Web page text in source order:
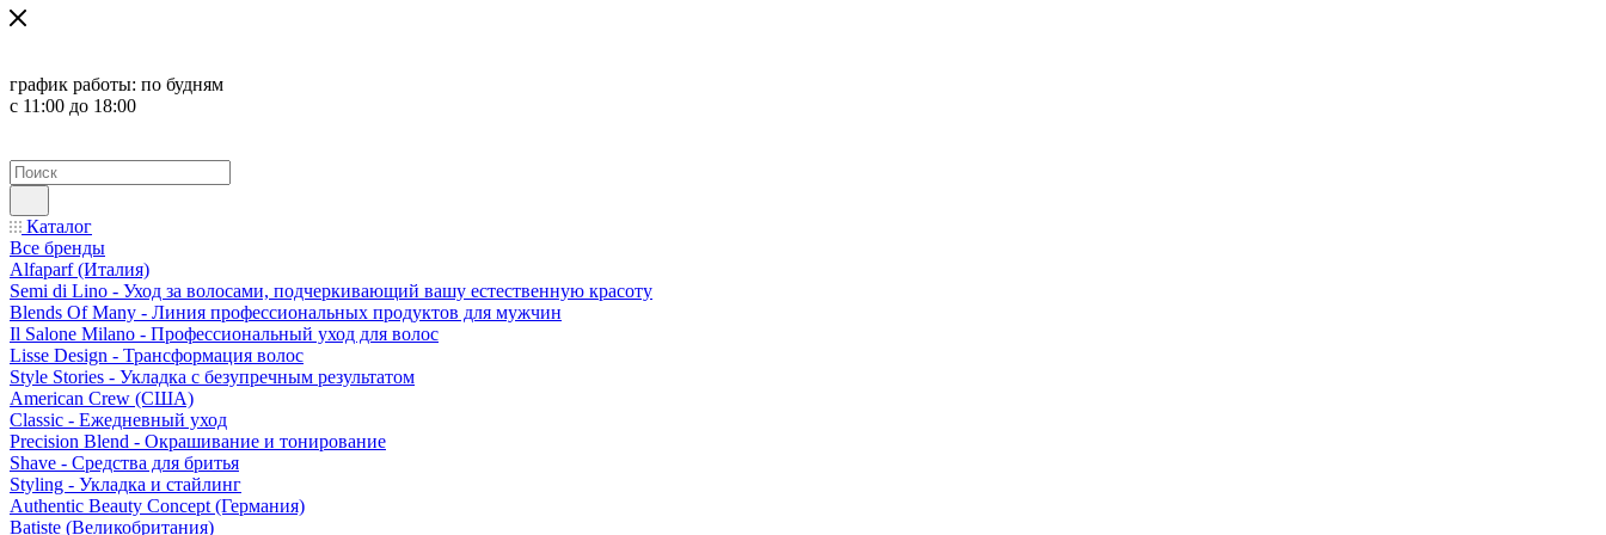
график работы: по будням
с 11:00 до 18:00
Каталог
Все бренды
Alfaparf (Италия)
Semi di Lino - Уход за волосами, подчеркивающий вашу естественную красоту
Blends Of Many - Линия профессиональных продуктов для мужчин
Il Salone Milano - Профессиональный уход для волос
Lisse Design - Трансформация волос
Style Stories - Укладка с безупречным результатом
American Crew (США)
Classic - Ежедневный уход
Precision Blend - Окрашивание и тонирование
Shave - Средства для бритья
Styling - Укладка и стайлинг
Authentic Beauty Concept (Германия)
Batiste (Великобритания)